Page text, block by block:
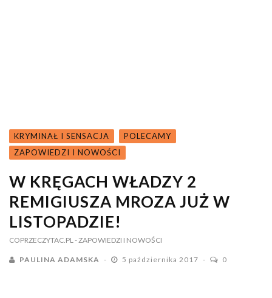
KRYMINAŁ I SENSACJA
POLECAMY
ZAPOWIEDZI I NOWOŚCI
W KRĘGACH WŁADZY 2
REMIGIUSZA MROZA JUŻ W
LISTOPADZIE!
COPRZECZYTAC.PL - ZAPOWIEDZI I NOWOŚCI
PAULINA ADAMSKA 5 października 2017 0